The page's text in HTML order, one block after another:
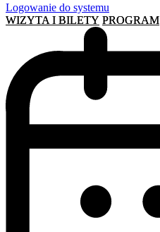
Logowanie do systemu
WIZYTA I BILETY PROGRAM